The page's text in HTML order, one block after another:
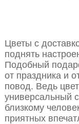
Цветы с
поднять
Подобный
от праздника и
повод. Ведь
универсальный
близкому
приятных